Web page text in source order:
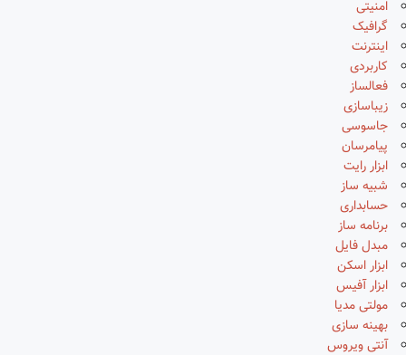
امنیتی
گرافیک
اینترنت
کاربردی
فعالساز
زیباسازی
جاسوسی
پیامرسان
ابزار رایت
شبیه ساز
حسابداری
برنامه ساز
مبدل فایل
ابزار اسکن
ابزار آفیس
مولتی مدیا
بهینه سازی
آنتی ویروس